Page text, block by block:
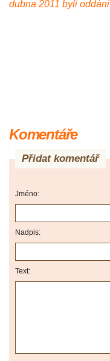
dubna 2011 byli oddáni
Komentáře
Přidat komentář
Jméno:
Nadpis:
Text: